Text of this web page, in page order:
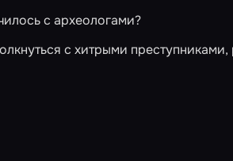
с археологами?
с хитрыми преступниками,